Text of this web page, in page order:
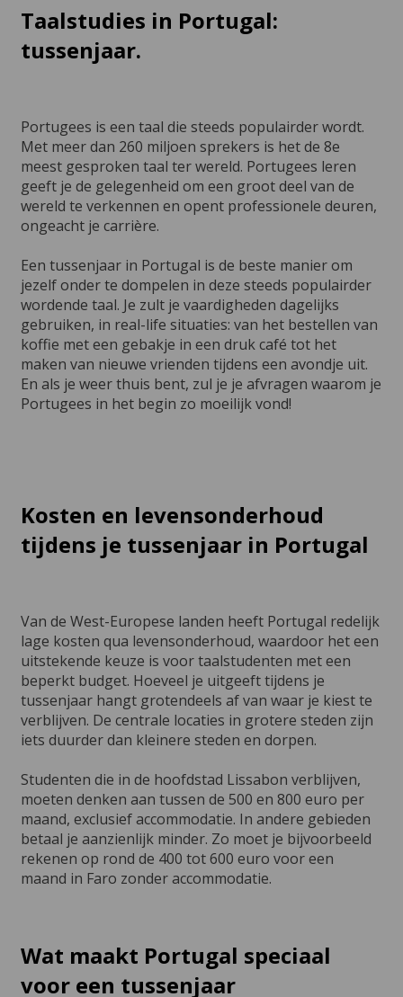
Taalstudies in Portugal:
tussenjaar.
Portugees is een taal die steeds populairder wordt.
Met meer dan 260 miljoen sprekers is het de 8e
meest gesproken taal ter wereld. Portugees leren
geeft je de gelegenheid om een groot deel van de
wereld te verkennen en opent professionele deuren,
ongeacht je carrière.
Een tussenjaar in Portugal is de beste manier om
jezelf onder te dompelen in deze steeds populairder
wordende taal. Je zult je vaardigheden dagelijks
gebruiken, in real-life situaties: van het bestellen van
koffie met een gebakje in een druk café tot het
maken van nieuwe vrienden tijdens een avondje uit.
En als je weer thuis bent, zul je je afvragen waarom je
Portugees in het begin zo moeilijk vond!
Kosten en levensonderhoud
tijdens je tussenjaar in Portugal
Van de West-Europese landen heeft Portugal redelijk
lage kosten qua levensonderhoud, waardoor het een
uitstekende keuze is voor taalstudenten met een
beperkt budget. Hoeveel je uitgeeft tijdens je
tussenjaar hangt grotendeels af van waar je kiest te
verblijven. De centrale locaties in grotere steden zijn
iets duurder dan kleinere steden en dorpen.
Studenten die in de hoofdstad Lissabon verblijven,
moeten denken aan tussen de 500 en 800 euro per
maand, exclusief accommodatie. In andere gebieden
betaal je aanzienlijk minder. Zo moet je bijvoorbeeld
rekenen op rond de 400 tot 600 euro voor een
maand in Faro zonder accommodatie.
Wat maakt Portugal speciaal
voor een tussenjaar